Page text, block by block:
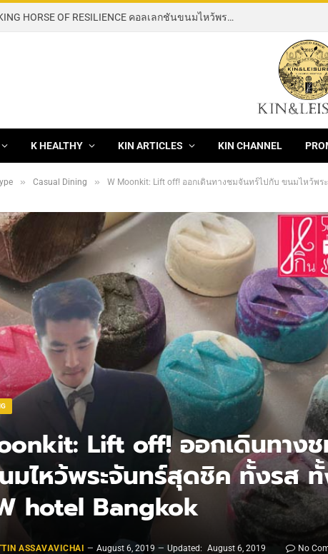
[News] 3 ร้านอาหารจีนชั้นนำ XianYuan, Hei yin และ Hong Kong Fisherman ฉลองเทศกาลมงคลไหว้พระจันทร์ 2569 / 2026 ด้วยมูนเค้กพรีเมียม
K HEALTHY KIN ARTICLES KIN CHANNEL
» Casual Dining » W Moonkit: Lift off! ออกเดินทางชมจันทร์ไปกับ ขนมไหว้พร
Lift off! ออกเดินทางช
มไหว้พระจันทร์สุดชิค ทั้งรส
hotel Bangkok
ASSAVAVICHAI August 6, 2019 Updated: August 6, 2019 No